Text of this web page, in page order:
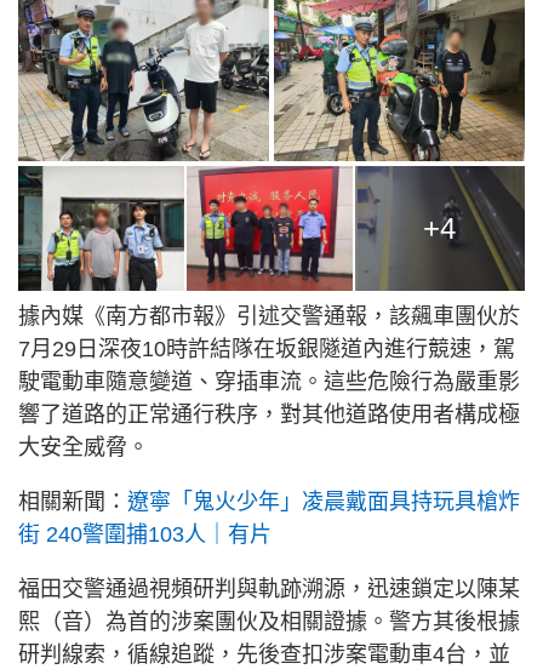
+4
據內媒《南方都市報》引述交警通報，該飆車團伙於
7月29日深夜10時許結隊在坂銀隧道內進行競速，駕
駛電動車隨意變道、穿插車流。這些危險行為嚴重影
響了道路的正常通行秩序，對其他道路使用者構成極
大安全威脅。
相關新聞： 遼寧「鬼火少年」凌晨戴面具持玩具槍炸
街 240警圍捕103人｜有片
福田交警通過視頻研判與軌跡溯源，迅速鎖定以陳某
熙（音）為首的涉案團伙及相關證據。警方其後根據
研判線索，循線追蹤，先後查扣涉案電動車4台，並